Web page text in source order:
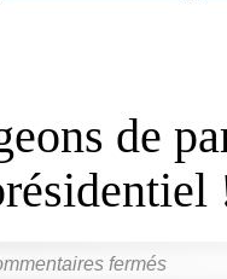
de
fermés